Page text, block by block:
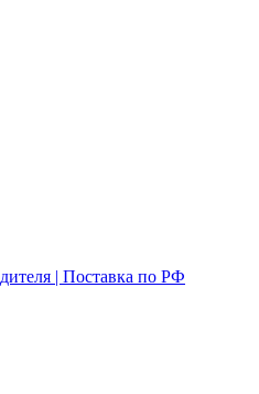
| Поставка по РФ